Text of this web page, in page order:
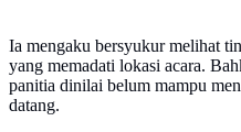
Ia mengaku bersyukur melihat
yang memadati lokasi acara.
panitia dinilai belum mampu
datang.